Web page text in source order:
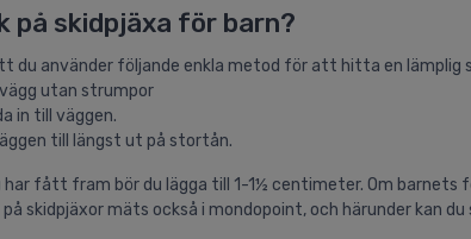
på skidpjäxa för barn?
du använder följande enkla metod för att hitta en lämplig
utan strumpor
in till väggen.
till längst ut på stortån.
har fått fram bör du lägga till 1-1½ centimeter. Om barnets
skidpjäxor mäts också i mondopoint, och härunder kan